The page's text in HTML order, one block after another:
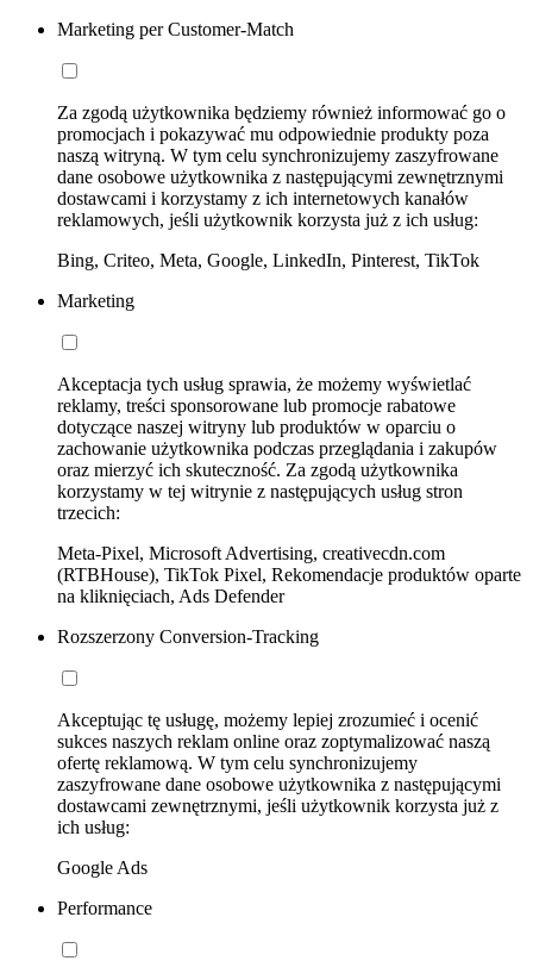
Marketing per Customer-Match
Za zgodą użytkownika będziemy również informować go o
promocjach i pokazywać mu odpowiednie produkty poza
naszą witryną. W tym celu synchronizujemy zaszyfrowane
dane osobowe użytkownika z następującymi zewnętrznymi
dostawcami i korzystamy z ich internetowych kanałów
reklamowych, jeśli użytkownik korzysta już z ich usług:
Bing, Criteo, Meta, Google, LinkedIn, Pinterest, TikTok
Marketing
Akceptacja tych usług sprawia, że możemy wyświetlać
reklamy, treści sponsorowane lub promocje rabatowe
dotyczące naszej witryny lub produktów w oparciu o
zachowanie użytkownika podczas przeglądania i zakupów
oraz mierzyć ich skuteczność. Za zgodą użytkownika
korzystamy w tej witrynie z następujących usług stron
trzecich:
Meta-Pixel, Microsoft Advertising, creativecdn.com
(RTBHouse), TikTok Pixel, Rekomendacje produktów oparte
na kliknięciach, Ads Defender
Rozszerzony Conversion-Tracking
Akceptując tę usługę, możemy lepiej zrozumieć i ocenić
sukces naszych reklam online oraz zoptymalizować naszą
ofertę reklamową. W tym celu synchronizujemy
zaszyfrowane dane osobowe użytkownika z następującymi
dostawcami zewnętrznymi, jeśli użytkownik korzysta już z
ich usług:
Google Ads
Performance